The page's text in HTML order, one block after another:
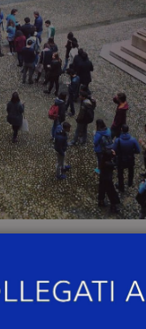
sono
maggio 2020.